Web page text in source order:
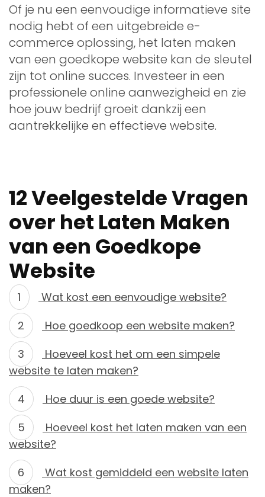
Of je nu een eenvoudige informatieve site
nodig hebt of een uitgebreide e-
commerce oplossing, het laten maken
van een goedkope website kan de sleutel
zijn tot online succes. Investeer in een
professionele online aanwezigheid en zie
hoe jouw bedrijf groeit dankzij een
aantrekkelijke en effectieve website.
12 Veelgestelde Vragen
over het Laten Maken
van een Goedkope
Website
Wat kost een eenvoudige website?
Hoe goedkoop een website maken?
Hoeveel kost het om een simpele
website te laten maken?
Hoe duur is een goede website?
Hoeveel kost het laten maken van een
website?
Wat kost gemiddeld een website laten
maken?